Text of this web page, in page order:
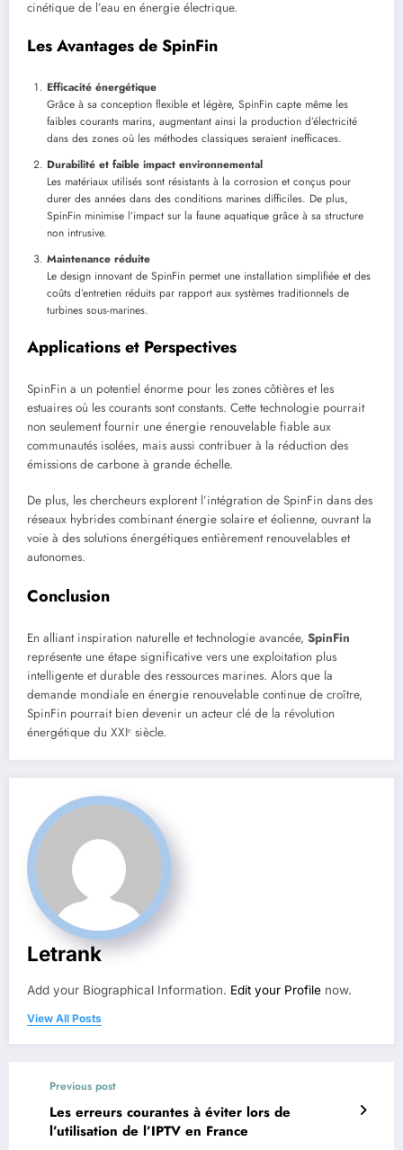
cinétique de l’eau en énergie électrique.
Les Avantages de SpinFin
Efficacité énergétique
Grâce à sa conception flexible et légère, SpinFin capte même les
faibles courants marins, augmentant ainsi la production d’électricité
dans des zones où les méthodes classiques seraient inefficaces.
Durabilité et faible impact environnemental
Les matériaux utilisés sont résistants à la corrosion et conçus pour
durer des années dans des conditions marines difficiles. De plus,
SpinFin minimise l’impact sur la faune aquatique grâce à sa structure
non intrusive.
Maintenance réduite
Le design innovant de SpinFin permet une installation simplifiée et des
coûts d’entretien réduits par rapport aux systèmes traditionnels de
turbines sous-marines.
Applications et Perspectives
SpinFin a un potentiel énorme pour les zones côtières et les
estuaires où les courants sont constants. Cette technologie pourrait
non seulement fournir une énergie renouvelable fiable aux
communautés isolées, mais aussi contribuer à la réduction des
émissions de carbone à grande échelle.
De plus, les chercheurs explorent l’intégration de SpinFin dans des
réseaux hybrides combinant énergie solaire et éolienne, ouvrant la
voie à des solutions énergétiques entièrement renouvelables et
autonomes.
Conclusion
En alliant inspiration naturelle et technologie avancée, SpinFin
représente une étape significative vers une exploitation plus
intelligente et durable des ressources marines. Alors que la
demande mondiale en énergie renouvelable continue de croître,
SpinFin pourrait bien devenir un acteur clé de la révolution
énergétique du XXIᵉ siècle.
Letrank
Add your Biographical Information. Edit your Profile now.
View All Posts
Previous post
Les erreurs courantes à éviter lors de
l’utilisation de l’IPTV en France